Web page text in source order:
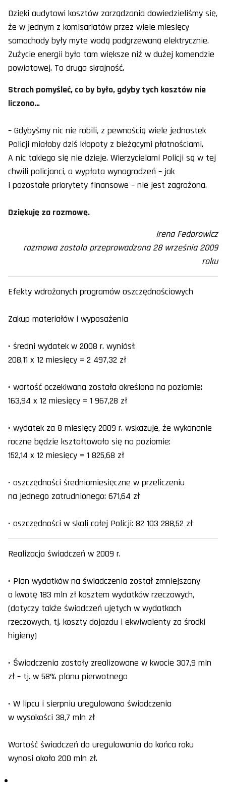
Dzięki audytowi kosztów zarządzania dowiedzieliśmy się,
że w jednym z komisariatów przez wiele miesięcy
samochody były myte wodą podgrzewaną elektrycznie.
Zużycie energii było tam większe niż w dużej komendzie
powiatowej. To druga skrajność.
Strach pomyśleć, co by było, gdyby tych kosztów nie
liczono…
– Gdybyśmy nic nie robili, z pewnością wiele jednostek
Policji miałoby dziś kłopoty z bieżącymi płatnościami.
A nic takiego się nie dzieje. Wierzycielami Policji są w tej
chwili policjanci, a wypłata wynagrodzeń – jak
i pozostałe priorytety finansowe – nie jest zagrożona.
Dziękuję za rozmowę.
Irena Fedorowicz
rozmowa została przeprowadzona 28 września 2009
roku
Efekty wdrożonych programów oszczędnościowych
Zakup materiałów i wyposażenia
• średni wydatek w 2008 r. wyniósł:
208,11 x 12 miesięcy = 2 497,32 zł
• wartość oczekiwana została określona na poziomie:
163,94 x 12 miesięcy = 1 967,28 zł
• wydatek za 8 miesięcy 2009 r. wskazuje, że wykonanie
roczne będzie kształtowało się na poziomie:
152,14 x 12 miesięcy = 1 825,68 zł
• oszczędności średniomiesięczne w przeliczeniu
na jednego zatrudnionego: 671,64 zł
• oszczędności w skali całej Policji: 82 103 288,52 zł
Realizacja świadczeń w 2009 r.
• Plan wydatków na świadczenia został zmniejszony
o kwotę 183 mln zł kosztem wydatków rzeczowych,
(dotyczy także świadczeń ujętych w wydatkach
rzeczowych, tj. koszty dojazdu i ekwiwalenty za środki
higieny)
• Świadczenia zostały zrealizowane w kwocie 307,9 mln
zł – tj. w 58% planu pierwotnego
• W lipcu i sierpniu uregulowano świadczenia
w wysokości 38,7 mln zł
Wartość świadczeń do uregulowania do końca roku
wynosi około 200 mln zł.